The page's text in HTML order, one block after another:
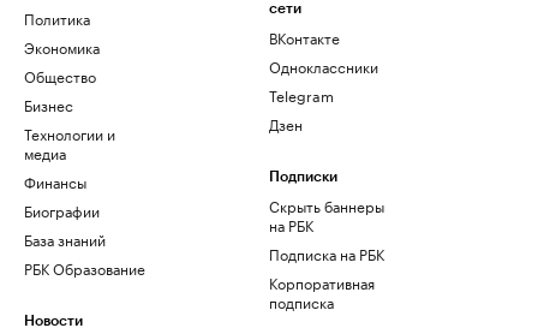
Политика
Экономика
Общество
Бизнес
Технологии и
медиа
Финансы
Биографии
База знаний
РБК Образование
Новости
сети
ВКонтакте
Одноклассники
Telegram
Дзен
Подписки
Скрыть баннеры
на РБК
Подписка на РБК
Корпоративная
подписка